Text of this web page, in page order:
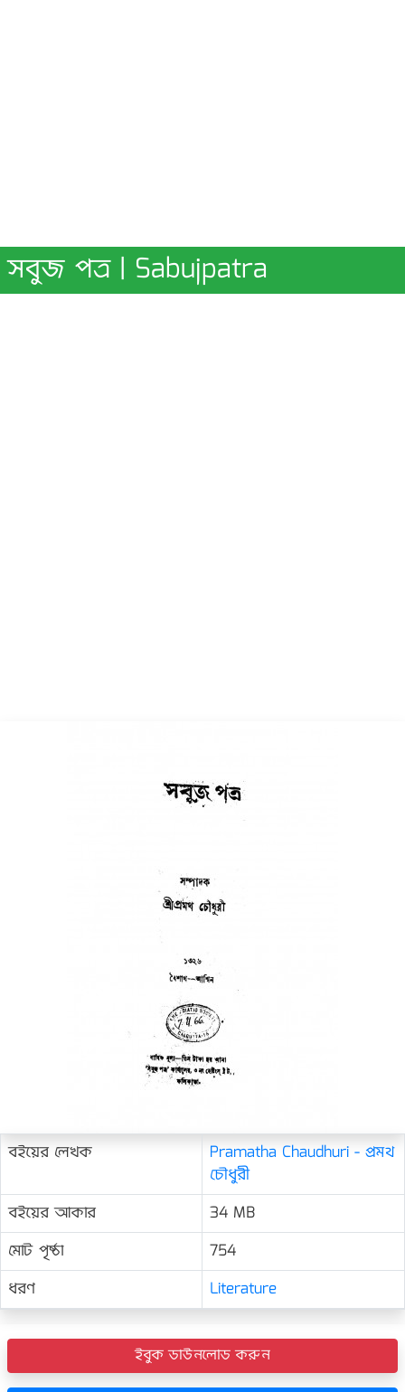
সবুজ পত্র | Sabujpatra
বইয়ের লেখক
Pramatha Chaudhuri - প্রমথ
চৌধুরী
বইয়ের আকার
34 MB
মোট পৃষ্ঠা
754
ধরণ
Literature
ইবুক ডাউনলোড করুন